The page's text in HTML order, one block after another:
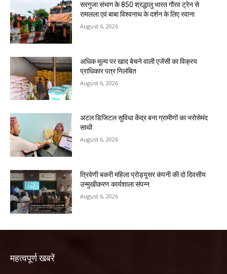
सरगुजा संभाग के 850 श्रद्धालु भारत गौरव ट्रेन से
रामलला एवं बाबा विश्वनाथ के दर्शन के लिए रवाना
August 6, 2026
अधिक मूल्य पर खाद बेचने वाली एजेंसी का विक्रय
प्राधिकार पत्र निलंबित
August 6, 2026
अटल डिजिटल सुविधा केंद्र बना ग्रामीणों का भरोसेमंद
साथी
August 6, 2026
त्रिवेणी बकरी महिला प्रोड्यूसर कंपनी की दो दिवसीय
उन्मुखीकरण कार्यशाला संपन्न
August 6, 2026
महत्वपूर्ण खबरें